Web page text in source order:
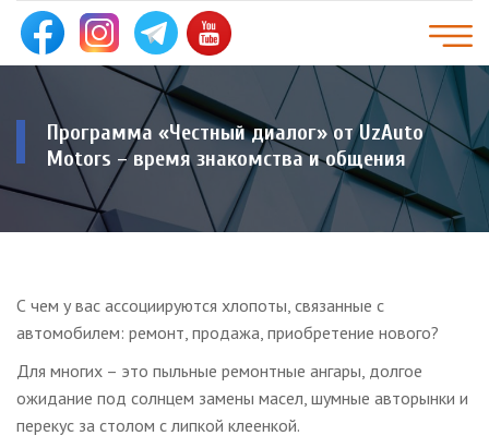
Программа «Честный диалог» от UzAuto
Motors – время знакомства и общения
С чем у вас ассоциируются хлопоты, связанные с
автомобилем: ремонт, продажа, приобретение нового?
Для многих – это пыльные ремонтные ангары, долгое
ожидание под солнцем замены масел, шумные авторынки и
перекус за столом с липкой клеенкой.